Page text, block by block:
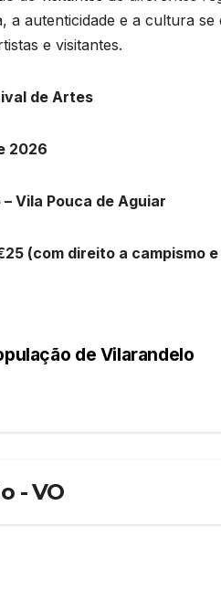
a autenticidade e a cultura
e visitantes.
de Artes
2026
Vila Pouca de Aguiar
(com direito a campismo
de Vilarandelo
- VO